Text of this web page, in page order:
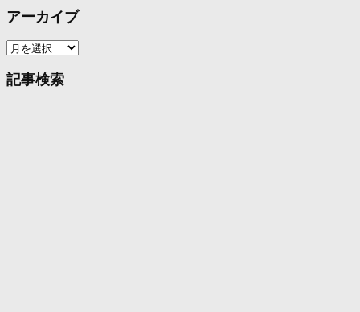
アーカイブ
ア
カ
記事検索